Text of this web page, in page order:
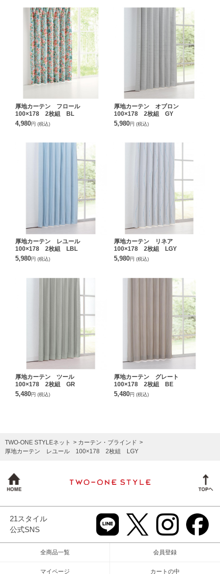
厚地カーテン フロール
100×178 2枚組 BL
4,980円 (税込)
厚地カーテン オブロン
100×178 2枚組 GY
5,980円 (税込)
厚地カーテン レユール
100×178 2枚組 LBL
5,980円 (税込)
厚地カーテン リネア
100×178 2枚組 LGY
5,980円 (税込)
厚地カーテン ツール
100×178 2枚組 GR
5,480円 (税込)
厚地カーテン グレート
100×178 2枚組 BE
5,480円 (税込)
TWO-ONE STYLEネット
カーテン・ブラインド
厚地カーテン レユール 100×178 2枚組 LGY
21スタイル
公式SNS
全商品一覧 会員登録
マイページ カートの中